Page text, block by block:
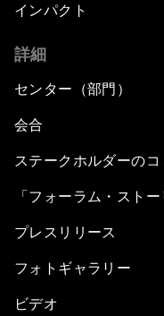
インパクト
詳細
センター（部門）
会合
ステークホルダーのコ
「フォーラム・ストー
プレスリリース
フォトギャラリー
ビデオ